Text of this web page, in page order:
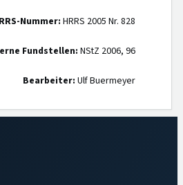
Nummer: HRRS 2005 Nr. 828
Fundstellen: NStZ 2006, 96
Bearbeiter: Ulf Buermeyer